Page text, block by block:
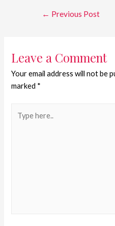
← Previous Post
Leave a Comment
Your email address will not be
marked *